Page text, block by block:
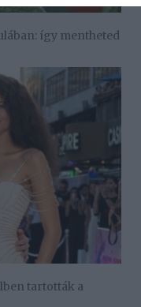
így mentheted
tartották a